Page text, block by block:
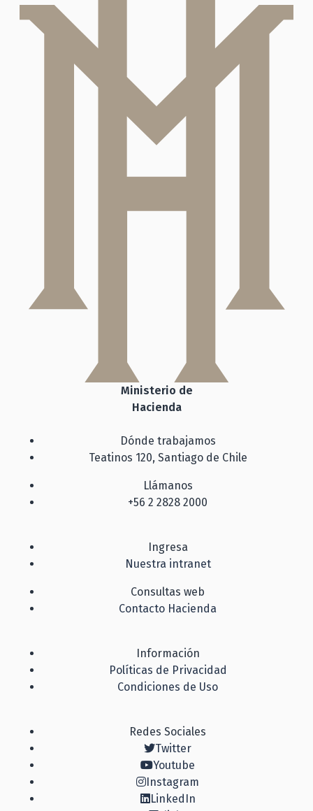
Ministerio de
Hacienda
Dónde trabajamos
Teatinos 120, Santiago de Chile
Llámanos
+56 2 2828 2000
Ingresa
Nuestra intranet
Consultas web
Contacto Hacienda
Información
Políticas de Privacidad
Condiciones de Uso
Redes Sociales
Twitter
Youtube
Instagram
LinkedIn